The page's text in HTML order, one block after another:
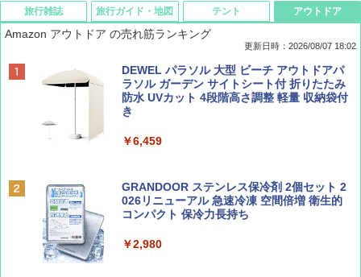
旅行雑誌
ディズニーファン ２０２６年 ９月号 [雑
誌] (ＤＩＳＮＥＹ ＦＡＮ)
￥713
SOTO ミニマル"旅"財布 ランダム2種】
￥1,500
旅行ガイド・地図
僕が見た未来【完全版】
￥0
力的な町 2026～2027 地球の歩き方D アジア
￥2,079
テント
[キャンパーズコレクション 山善] ポップアッ
プテント 傘みたいに広げて畳める パッとサ
ッとサンシェード キューブ フルクローズ メ
ッシュ 簡単設置 ワンタッチテント キャンプ
PYKES PEAK (パイクスピーク) 着替えテン
ト プライバシー テント 【中が透けない】 1
ーチ ピクニック ポップアップテント 携帯 簡
アウトドア
Amazon アウトドア の売れ筋ランキング
更新日時：2026/08/07 18:02
DEWEL パラソル 大型 ビーチ アウトドアパ
ラソル ガーデン サイトシート付 折りたたみ
防水 UVカット 4段階高さ調整 軽量 収納袋付
き
￥6,459
GRANDOOR ステンレス保冷剤 2個セット 2
026リニューアル 急速冷凍 空間倍増 衛生的
コンパクト 保冷力長持ち
￥2,980